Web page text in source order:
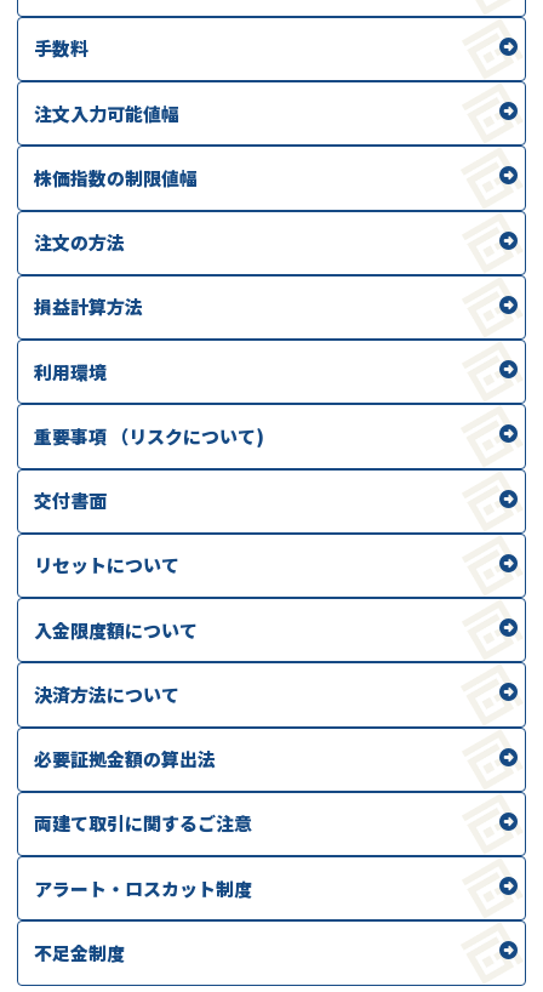
手数料
注文入力可能値幅
株価指数の制限値幅
注文の方法
損益計算方法
利用環境
重要事項 （リスクについて)
交付書面
リセットについて
入金限度額について
決済方法について
必要証拠金額の算出法
両建て取引に関するご注意
アラート・ロスカット制度
不足金制度